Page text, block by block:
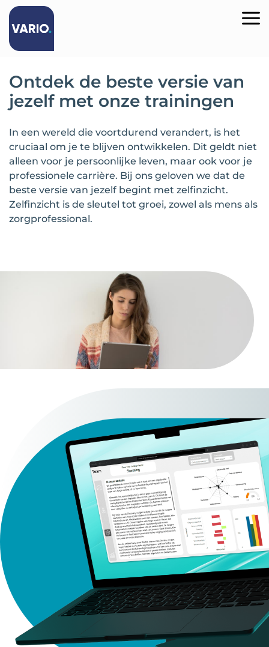
Ontdek de beste versie van
jezelf met onze trainingen
In een wereld die voortdurend verandert, is het
cruciaal om je te blijven ontwikkelen. Dit geldt niet
alleen voor je persoonlijke leven, maar ook voor je
professionele carrière. Bij ons geloven we dat de
beste versie van jezelf begint met zelfinzicht.
Zelfinzicht is de sleutel tot groei, zowel als mens als
zorgprofessional.